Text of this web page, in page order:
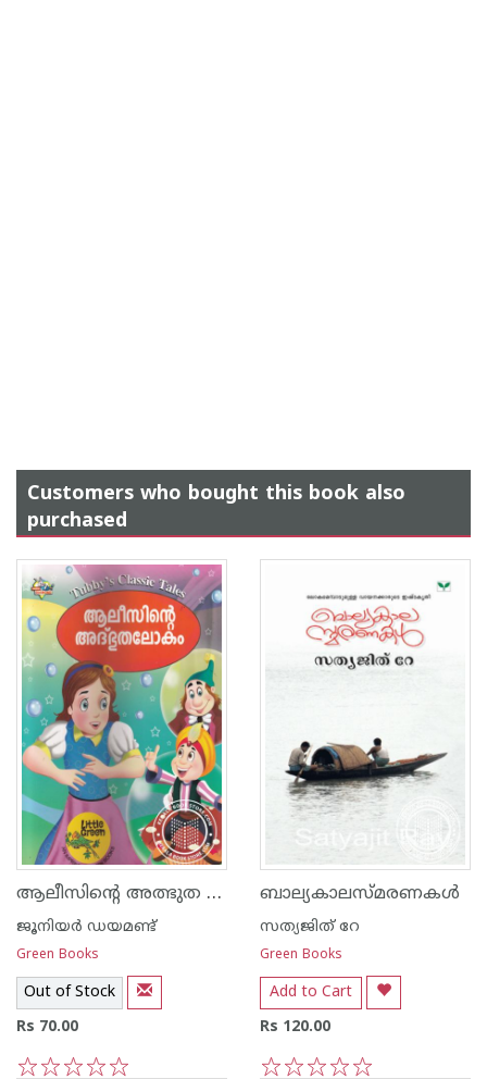
Customers who bought this book also
purchased
ആലീസിന്റെ അത്ഭുത ലോകം
ജൂനിയര്‍ ഡയമണ്ട്
Green Books
Out of Stock
Rs 70.00
ബാല്യകാലസ്മരണകള്‍
സത്യജിത് റേ
Green Books
Add to Cart
Rs 120.00